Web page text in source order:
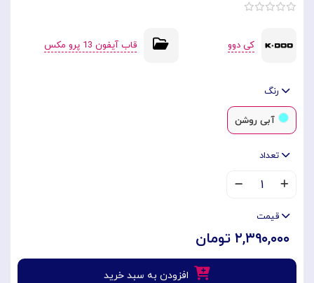
کی دوو قاب آیفون 13 پرو مکس
رنگ
آبی روشن
تعداد
۱
قیمت
۲,۳۹۰,۰۰۰ تومان
افزودن به سبد خرید